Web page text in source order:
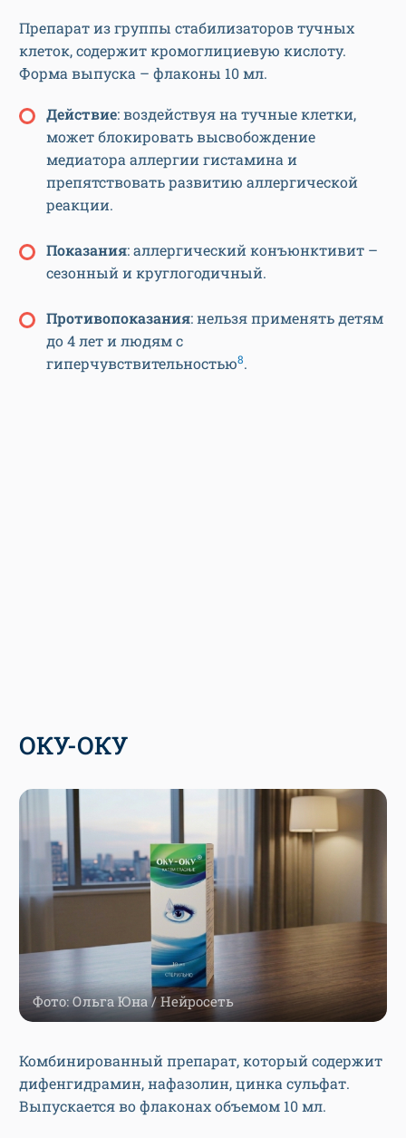
Препарат из группы стабилизаторов тучных
клеток, содержит кромоглициевую кислоту.
Форма выпуска – флаконы 10 мл.
Действие: воздействуя на тучные клетки,
может блокировать высвобождение
медиатора аллергии гистамина и
препятствовать развитию аллергической
реакции.
Показания: аллергический конъюнктивит –
сезонный и круглогодичный.
Противопоказания: нельзя применять детям
до 4 лет и людям с
гиперчувствительностью8.
ОКУ-ОКУ
Фото: Ольга Юна / Нейросеть
Комбинированный препарат, который содержит
дифенгидрамин, нафазолин, цинка сульфат.
Выпускается во флаконах объемом 10 мл.